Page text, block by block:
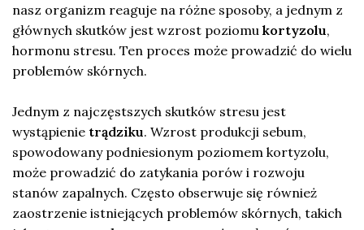
nasz organizm reaguje na różne sposoby, a jednym z
głównych skutków jest wzrost poziomu kortyzolu,
hormonu stresu. Ten proces może prowadzić do wielu
problemów skórnych.
Jednym z najczęstszych skutków stresu jest
wystąpienie trądziku. Wzrost produkcji sebum,
spowodowany podniesionym poziomem kortyzolu,
może prowadzić do zatykania porów i rozwoju
stanów zapalnych. Często obserwuje się również
zaostrzenie istniejących problemów skórnych, takich